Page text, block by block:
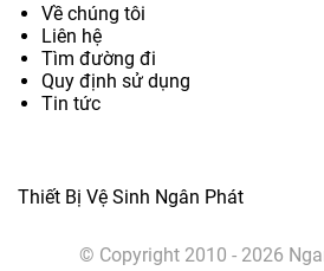
Về chúng tôi
Liên hệ
Tìm đường đi
Quy định sử dụng
Tin tức
Thiết Bị Vệ Sinh Ngân Phát
© Copyright 2010 - 2026